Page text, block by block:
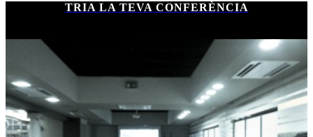
TRIA LA TEVA CONFERÈNCIA